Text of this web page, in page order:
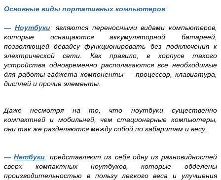
Основные виды портативных компьютеров:
— Ноутбуки:являются переносными видами компьютеров,
которые оснащаются аккумуляторной батареей,
позволяющей девайсу функционировать без подключения к
электрической сети. Как правило, в корпусе такого
устройства одновременно располагаются все необходимые
для работы гаджета компоненты — процессор, клавиатура,
дисплей и прочие элементы.
Даже несмотря на то, что ноутбуки существенно
компактней и мобильней, чем стационарные компьютеры,
они так же разделяются между собой по габаритам и весу.
—Нетбуки: представляют из себя одну из разновидностей
сверх компактных ноутбуков, которые обделены
производительностью в пользу легкого веса и улучшения